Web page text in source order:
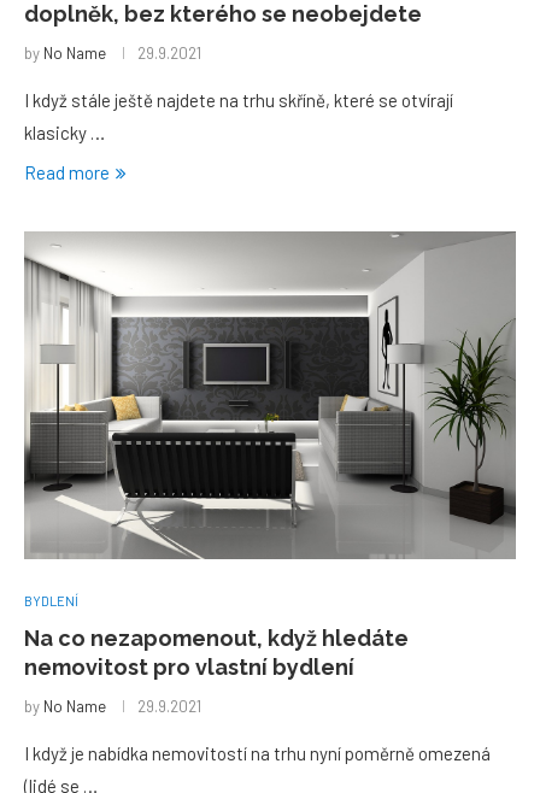
doplněk, bez kterého se neobejdete
by No Name 29.9.2021
I když stále ještě najdete na trhu skříně, které se otvírají
klasicky …
Read more
BYDLENÍ
Na co nezapomenout, když hledáte
nemovitost pro vlastní bydlení
by No Name 29.9.2021
I když je nabídka nemovitostí na trhu nyní poměrně omezená
(lidé se …